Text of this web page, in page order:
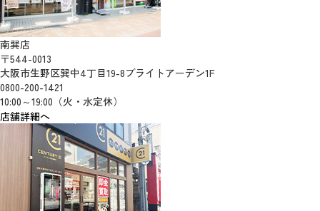
南巽店
〒544-0013
大阪市生野区巽中4丁目19-8ブライトアーデン1F
0800-200-1421
10:00～19:00（火・水定休）
店舗詳細へ